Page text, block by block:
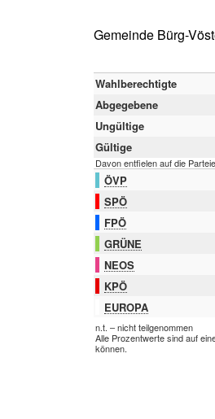
teilgenommen
Gemeinde Bürg-
Wahlberechtigte
Abgegebene
Ungültige
Gültige
Davon entfielen auf die
ÖVP
SPÖ
FPÖ
GRÜNE
NEOS
KPÖ
EUROPA
n.t. – nicht teilgenommen
Alle Prozentwerte sind auf
können.